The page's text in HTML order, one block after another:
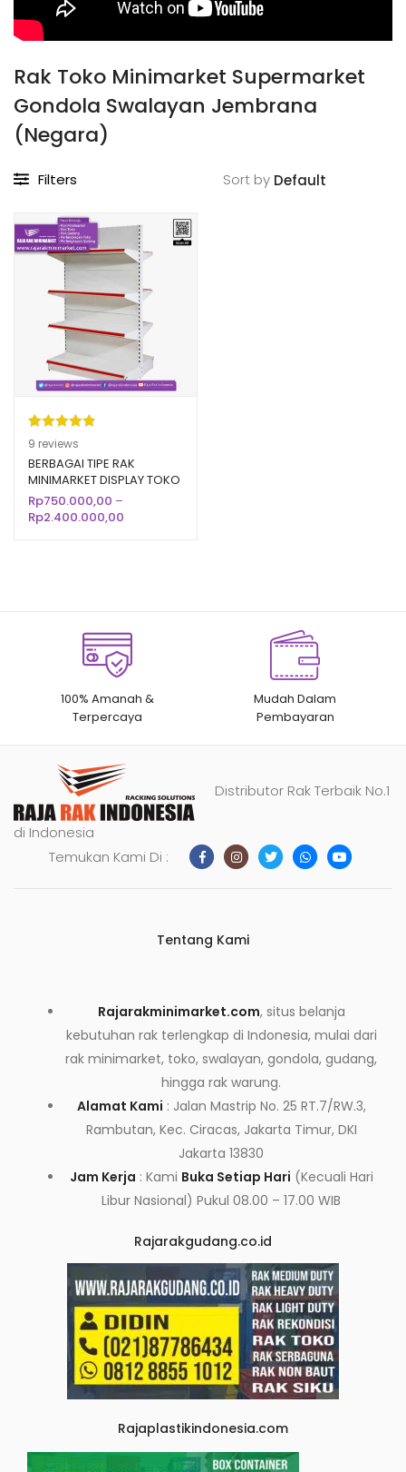
Rak Toko Minimarket Supermarket
Gondola Swalayan Jembrana
(Negara)
Filters Sort by
Peringkat
4.89dari 5
berdasarka
n
9
penilaian
pelanggan
9 reviews
BERBAGAI TIPE RAK
MINIMARKET DISPLAY TOKO
SUPERMARKET MODERN
Rp750.000,00 –
Rp2.400.000,00
100% Amanah &
Terpercaya
Mudah Dalam
Pembayaran
Distributor Rak Terbaik No.1
di Indonesia
Temukan Kami Di :
Tentang Kami
Rajarakminimarket.com, situs belanja
kebutuhan rak terlengkap di Indonesia, mulai dari
rak minimarket, toko, swalayan, gondola, gudang,
hingga rak warung.
Alamat Kami : Jalan Mastrip No. 25 RT.7/RW.3,
Rambutan, Kec. Ciracas, Jakarta Timur, DKI
Jakarta 13830
Jam Kerja : Kami Buka Setiap Hari (Kecuali Hari
Libur Nasional) Pukul 08.00 – 17.00 WIB
Rajarakgudang.co.id
Rajaplastikindonesia.com